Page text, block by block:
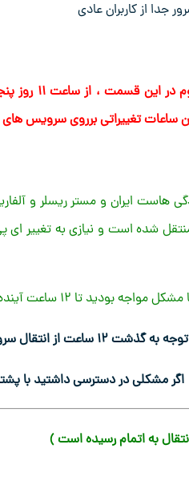
جدا از کاربران عادی
شده است و نیازی به تغییر
با بخش فنی از طریق تیکت در ارتباط باشید.
به گذشت ۱۲ ساعت از انتقال سرور قدیمی خاموش شد.
اگر مشکلی در دسترسی داشتید با
به اتمام رسیده است )